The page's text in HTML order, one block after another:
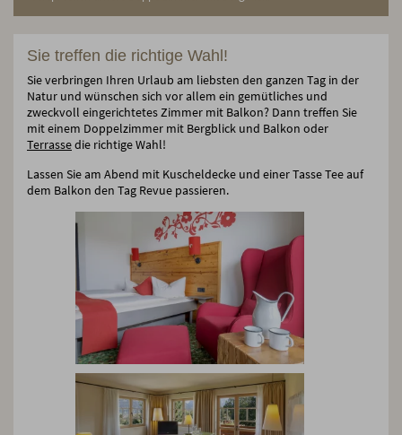
Sie treffen die richtige Wahl!
Sie verbringen Ihren Urlaub am liebsten den ganzen Tag in der
Natur und wünschen sich vor allem ein gemütliches und
zweckvoll eingerichtetes Zimmer mit Balkon? Dann treffen Sie
mit einem Doppelzimmer mit Bergblick und Balkon oder
Terrassedie richtige Wahl!
Lassen Sie am Abend mit Kuscheldecke und einer Tasse Tee auf
dem Balkon den Tag Revue passieren.